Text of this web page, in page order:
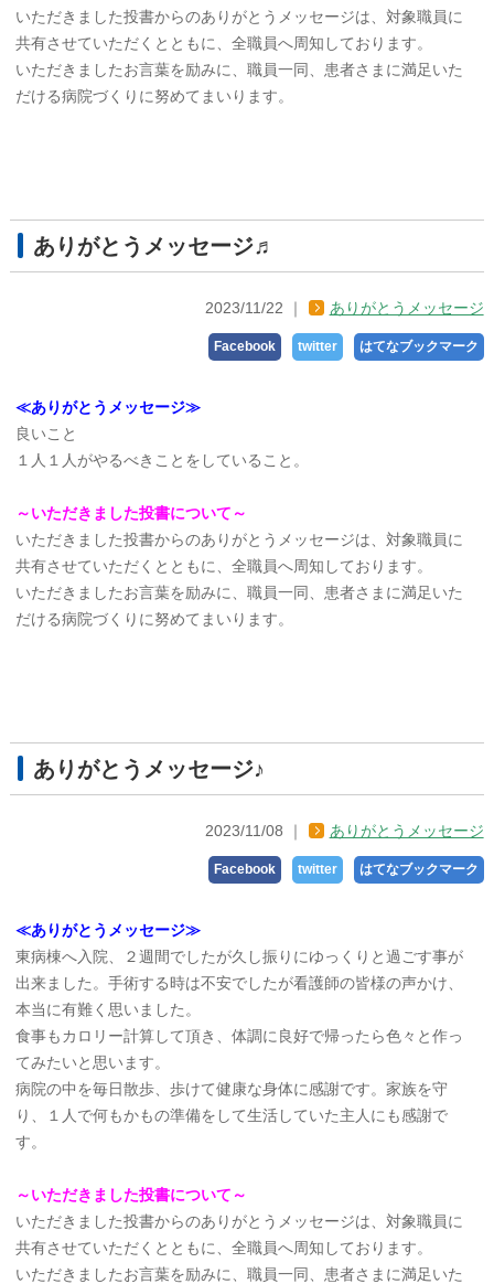
いただきました投書からのありがとうメッセージは、対象職員に
共有させていただくとともに、全職員へ周知しております。
いただきましたお言葉を励みに、職員一同、患者さまに満足いた
だける病院づくりに努めてまいります。
ありがとうメッセージ♬
2023/11/22 ありがとうメッセージ
Facebook twitter はてなブックマーク
≪ありがとうメッセージ≫
良いこと
１人１人がやるべきことをしていること。
～いただきました投書について～
いただきました投書からのありがとうメッセージは、対象職員に
共有させていただくとともに、全職員へ周知しております。
いただきましたお言葉を励みに、職員一同、患者さまに満足いた
だける病院づくりに努めてまいります。
ありがとうメッセージ♪
2023/11/08 ありがとうメッセージ
Facebook twitter はてなブックマーク
≪ありがとうメッセージ≫
東病棟へ入院、２週間でしたが久し振りにゆっくりと過ごす事が
出来ました。手術する時は不安でしたが看護師の皆様の声かけ、
本当に有難く思いました。
食事もカロリー計算して頂き、体調に良好で帰ったら色々と作っ
てみたいと思います。
病院の中を毎日散歩、歩けて健康な身体に感謝です。家族を守
り、１人で何もかもの準備をして生活していた主人にも感謝で
す。
～いただきました投書について～
いただきました投書からのありがとうメッセージは、対象職員に
共有させていただくとともに、全職員へ周知しております。
いただきましたお言葉を励みに、職員一同、患者さまに満足いた